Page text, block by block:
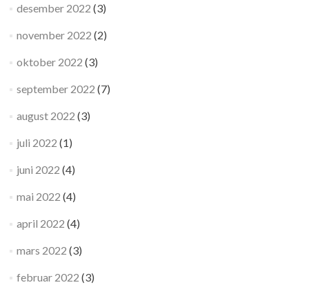
desember 2022 (3)
november 2022 (2)
oktober 2022 (3)
september 2022 (7)
august 2022 (3)
juli 2022 (1)
juni 2022 (4)
mai 2022 (4)
april 2022 (4)
mars 2022 (3)
februar 2022 (3)